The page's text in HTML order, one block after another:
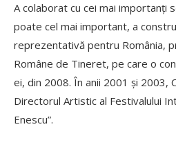
A colaborat cu cei mai importanți
poate cel mai important, a
reprezentativă pentru România,
Române de Tineret, pe care o
ei, din 2008. În anii 2001 și 2003,
Directorul Artistic al Festivalului
Enescu”.